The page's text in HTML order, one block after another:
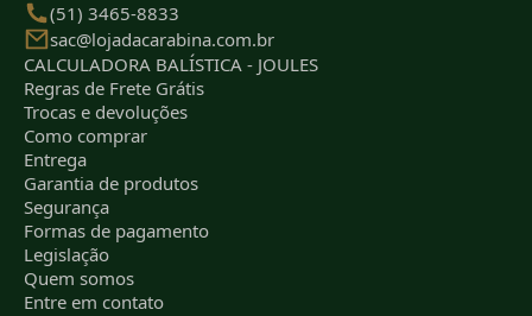
(51) 3465-8833
sac@lojadacarabina.com.br
CALCULADORA BALÍSTICA - JOULES
Regras de Frete Grátis
Trocas e devoluções
Como comprar
Entrega
Garantia de produtos
Segurança
Formas de pagamento
Legislação
Quem somos
Entre em contato